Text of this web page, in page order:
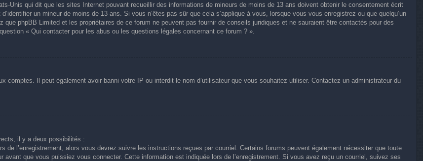
Unis qui dit que les sites Internet pouvant recueillir des informations de mineurs de moins de 13 ans doivent obtenir le consentement écrit
un mineur de moins de 13 ans. Si vous n’êtes pas sûr que cela s’applique à vous, lorsque vous vous enregistrez ou que quelqu’un
phpBB Limited et les propriétaires de ce forum ne peuvent pas fournir de conseils juridiques et ne sauraient être contactés pour des
« Qui contacter pour les abus ou les questions légales concernant ce forum ? ».
comptes. Il peut également avoir banni votre IP ou interdit le nom d’utilisateur que vous souhaitez utiliser. Contactez un administrateur du
il y a deux possibilités :
l’enregistrement, alors vous devrez suivre les instructions reçues par courriel. Certains forums peuvent également nécessiter que toute
que vous puissiez vous connecter. Cette information est indiquée lors de l’enregistrement. Si vous avez reçu un courriel, suivez ses